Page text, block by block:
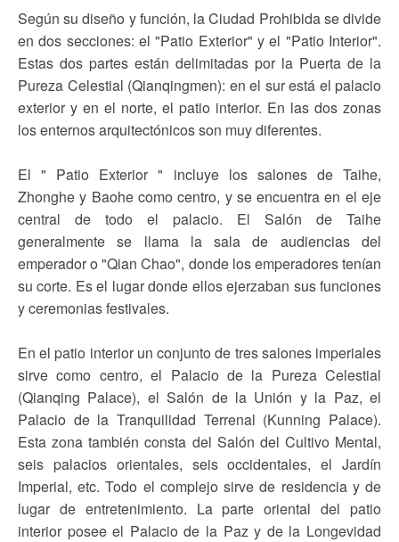
Según su diseño y función, la Ciudad Prohibida se divide
en dos secciones: el "Patio Exterior" y el "Patio Interior".
Estas dos partes están delimitadas por la Puerta de la
Pureza Celestial (Qianqingmen): en el sur está el palacio
exterior y en el norte, el patio interior. En las dos zonas
los enternos arquitectónicos son muy diferentes.
El " Patio Exterior " incluye los salones de Taihe,
Zhonghe y Baohe como centro, y se encuentra en el eje
central de todo el palacio. El Salón de Taihe
generalmente se llama la sala de audiencias del
emperador o "Qian Chao", donde los emperadores tenían
su corte. Es el lugar donde ellos ejerzaban sus funciones
y ceremonias festivales.
En el patio interior un conjunto de tres salones imperiales
sirve como centro, el Palacio de la Pureza Celestial
(Qianqing Palace), el Salón de la Unión y la Paz, el
Palacio de la Tranquilidad Terrenal (Kunning Palace).
Esta zona también consta del Salón del Cultivo Mental,
seis palacios orientales, seis occidentales, el Jardín
Imperial, etc. Todo el complejo sirve de residencia y de
lugar de entretenimiento. La parte oriental del patio
interior posee el Palacio de la Paz y de la Longevidad